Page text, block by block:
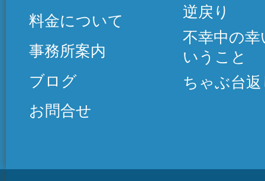
料金について
事務所案内
ブログ
お問合せ
逆戻り
不幸中の
いうこと
ちゃぶ台